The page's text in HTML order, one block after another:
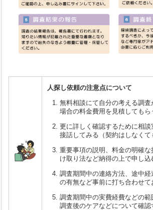
人探し依頼の注意点について
無料相談にて自分の考える調
場合の料金費用を見積してもら
更に詳しく確認するために相
接話してみる（契約はしなくて
重要事項の説明、料金の明確
け取り法など納得の上で申し込
調査期間中の連絡方法、途中
の有無など事前に打ち合わせて
調査期間中の実費経費などの範
調査後のケアなどについて確認